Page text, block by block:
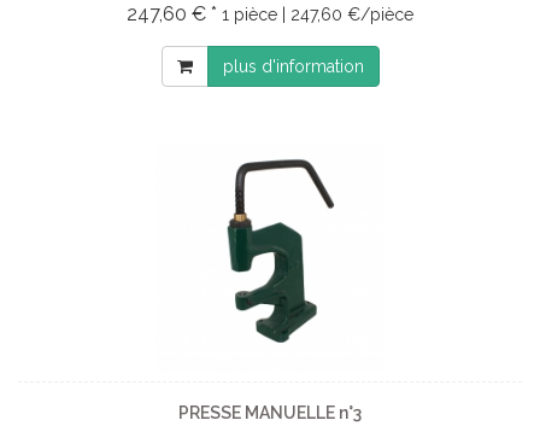
247,60 € * 1 pièce | 247,60 €/pièce
plus d'information
PRESSE MANUELLE n°3